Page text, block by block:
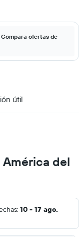
ofertas de
útil
del
10 - 17 ago.